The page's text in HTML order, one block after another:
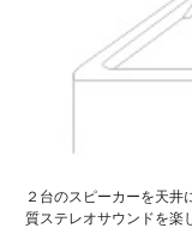
２台のスピーカーを天
質ステレオサウンドを楽